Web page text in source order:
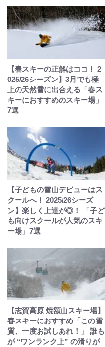
【春スキーの正解はココ！ 2
025/26シーズン】3月でも極
上の天然雪に出合える「春ス
キーにおすすめのスキー場」
7選
【子どもの雪山デビューはス
クールへ！ 2025/26シーズ
ン】楽しく上達が◎！ 「子ど
も向けスクールが人気のスキ
ー場」7選
【志賀高原 焼額山スキー場】
春スキーにおすすめ「この雪
質、一度お試しあれ！」 誰も
が “ワンランク上” の滑りが